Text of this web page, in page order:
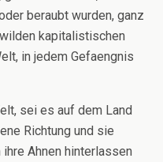
beraubt wurden, ganz
kapitalistischen
in jedem Gefaengnis
sei es auf dem Land
Richtung und sie
Ahnen hinterlassen